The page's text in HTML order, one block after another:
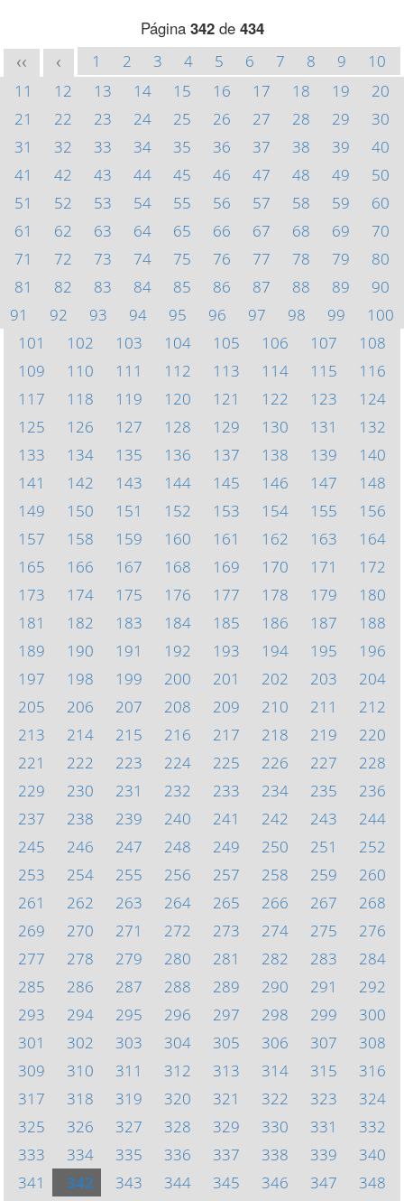
Página 342de 434
<< < 1 2 3 4 5 6 7 8 9
10
11
12 13 14 15 16 17 18 19
20
21
22 23 24 25 26 27 28 29
30
31
32 33 34 35 36 37 38 39
40
41
42 43 44 45 46 47 48 49
50
51
52 53 54 55 56 57 58 59
60
61
62 63 64 65 66 67 68 69
70
71
72 73 74 75 76 77 78 79
80
81
82 83 84 85 86 87 88 89
90
91
92 93 94 95 96 97 98 99
100
101
102 103 104 105 106 107
108
109
110 111 112 113 114 115
116
117
118 119 120 121 122 123
124
125
126 127 128 129 130 131
132
133
134 135 136 137 138 139
140
141
142 143 144 145 146 147
148
149
150 151 152 153 154 155
156
157
158 159 160 161 162 163
164
165
166 167 168 169 170 171
172
173
174 175 176 177 178 179
180
181
182 183 184 185 186 187
188
189
190 191 192 193 194 195
196
197
198 199 200 201 202 203
204
205
206 207 208 209 210 211
212
213
214 215 216 217 218 219
220
221
222 223 224 225 226 227
228
229
230 231 232 233 234 235
236
237
238 239 240 241 242 243
244
245
246 247 248 249 250 251
252
253
254 255 256 257 258 259
260
261
262 263 264 265 266 267
268
269
270 271 272 273 274 275
276
277
278 279 280 281 282 283
284
285
286 287 288 289 290 291
292
293
294 295 296 297 298 299
300
301
302 303 304 305 306 307
308
309
310 311 312 313 314 315
316
317
318 319 320 321 322 323
324
325
326 327 328 329 330 331
332
333
334 335 336 337 338 339
340
341
342 343 344 345 346 347
348